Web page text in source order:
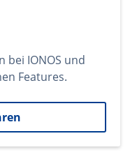
bei IONOS und
Features.